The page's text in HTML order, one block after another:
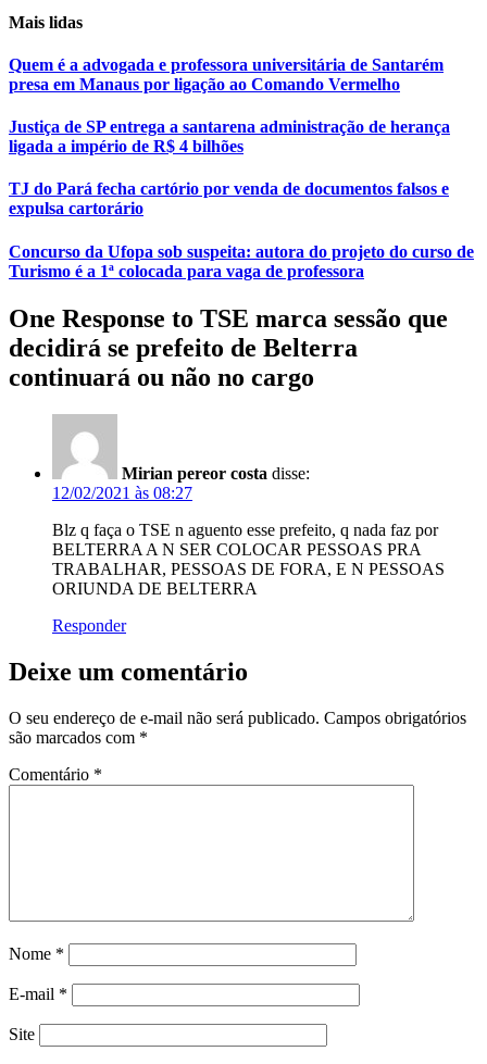
Mais lidas
Quem é a advogada e professora universitária de Santarém
presa em Manaus por ligação ao Comando Vermelho
Justiça de SP entrega a santarena administração de herança
ligada a império de R$ 4 bilhões
TJ do Pará fecha cartório por venda de documentos falsos e
expulsa cartorário
Concurso da Ufopa sob suspeita: autora do projeto do curso de
Turismo é a 1ª colocada para vaga de professora
One Response to TSE marca sessão que
decidirá se prefeito de Belterra
continuará ou não no cargo
Mirian pereor costa disse:
12/02/2021 às 08:27
Blz q faça o TSE n aguento esse prefeito, q nada faz por
BELTERRA A N SER COLOCAR PESSOAS PRA
TRABALHAR, PESSOAS DE FORA, E N PESSOAS
ORIUNDA DE BELTERRA
Responder
Deixe um comentário
O seu endereço de e-mail não será publicado. Campos obrigatórios
são marcados com *
Comentário *
Nome *
E-mail *
Site